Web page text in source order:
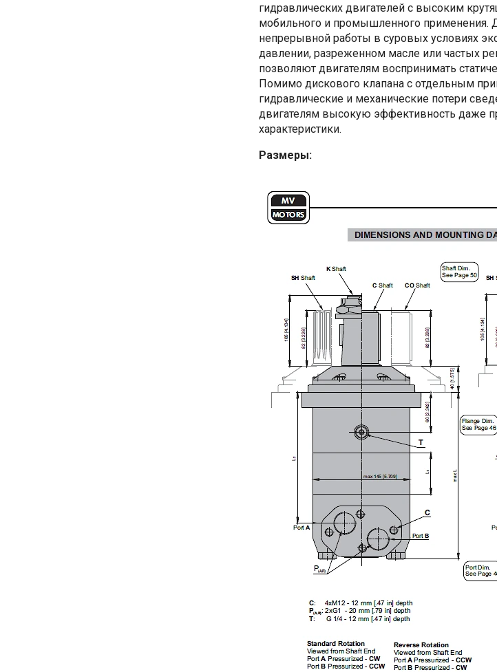
гидравлических двигателей с высоким
мобильного и промышленного применения.
непрерывной работы в суровых условиях
давлении, разреженном масле или частых
позволяют двигателям воспринимать
Помимо дискового клапана с отдельным
гидравлические и механические потери
двигателям высокую эффективность даже
характеристики.
Размеры: